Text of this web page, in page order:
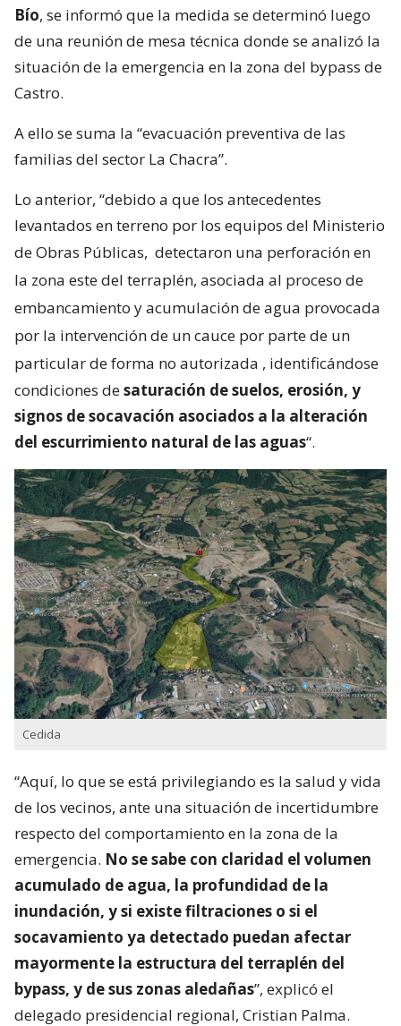
Bío, se informó que la medida se determinó luego
de una reunión de mesa técnica donde se analizó la
situación de la emergencia en la zona del bypass de
Castro.
A ello se suma la “evacuación preventiva de las
familias del sector La Chacra”.
Lo anterior, “debido a que los antecedentes
levantados en terreno por los equipos del Ministerio
de Obras Públicas, detectaron una perforación en
la zona este del terraplén, asociada al proceso de
embancamiento y acumulación de agua provocada
por la intervención de un cauce por parte de un
particular de forma no autorizada , identificándose
condiciones desaturación de suelos, erosión, y
signos de socavación asociados a la alteración
del escurrimiento natural de las aguas“.
Cedida
“Aquí, lo que se está privilegiando es la salud y vida
de los vecinos, ante una situación de incertidumbre
respecto del comportamiento en la zona de la
emergencia. No se sabe con claridad el volumen
acumulado de agua, la profundidad de la
inundación, y si existe filtraciones o si el
socavamiento ya detectado puedan afectar
mayormente la estructura del terraplén del
bypass, y de sus zonas aledañas”, explicó el
delegado presidencial regional, Cristian Palma.